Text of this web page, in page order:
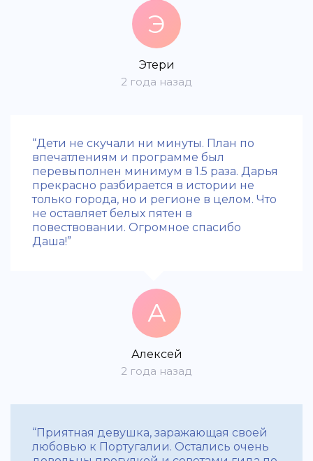
Э
Этери
2 года назад
“Дети не скучали ни минуты. План по
впечатлениям и программе был
перевыполнен минимум в 1.5 раза. Дарья
прекрасно разбирается в истории не
только города, но и регионе в целом. Что
не оставляет белых пятен в
повествовании. Огромное спасибо
Даша!”
А
Алексей
2 года назад
“Приятная девушка, заражающая своей
любовью к Португалии. Остались очень